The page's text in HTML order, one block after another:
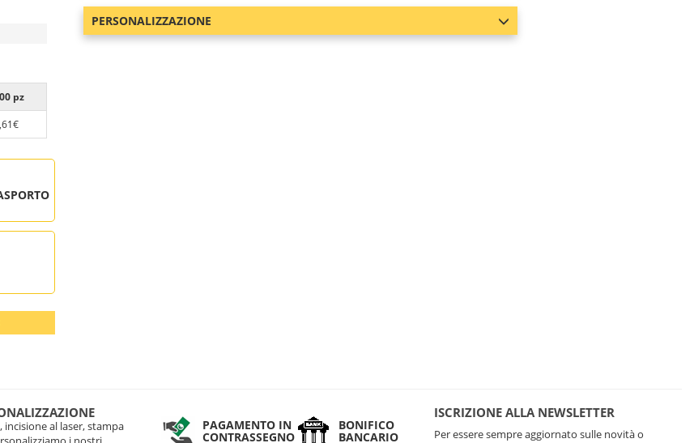
pz
PERSONALIZZAZIONE
al laser, stampa
PAGAMENTO IN
CONTRASSEGNO
BONIFICO
BANCARIO
ISCRIZIONE ALLA NEWSLETTER
Per essere sempre aggiornato sulle novità o